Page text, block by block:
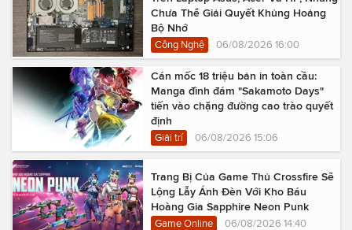
Chưa Thể Giải Quyết Khủng Hoảng
Bộ Nhớ
Công Nghệ 06/08/2026 16:00
Cán mốc 18 triệu bản in toàn cầu:
Manga đình đám "Sakamoto Days"
tiến vào chặng đường cao trào quyết
định
Giải trí 06/08/2026 15:06
Trang Bị Của Game Thủ Crossfire Sẽ
Lộng Lẫy Ánh Đèn Với Kho Báu
Hoàng Gia Sapphire Neon Punk
Game Online 06/08/2026 14:40